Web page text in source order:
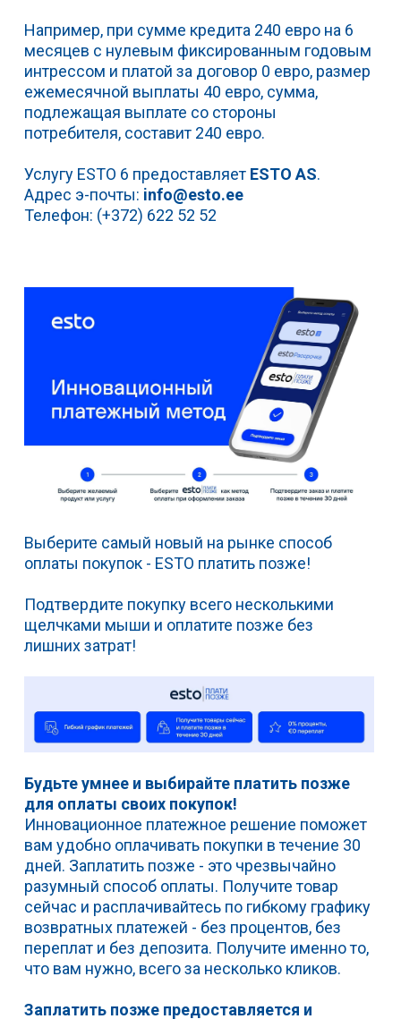
Например, при сумме кредита 240 евро на 6
месяцев с нулевым фиксированным годовым
интрессом и платой за договор 0 евро, размер
ежемесячной выплаты 40 евро, сумма,
подлежащая выплате со стороны
потребителя, составит 240 евро.
Услугу ESTO 6 предоставляет ESTO AS.
Адрес э-почты: info@esto.ee
Телефон: (+372) 622 52 52
Выберите самый новый на рынке способ
оплаты покупок - ESTO платить позже!
Подтвердите покупку всего несколькими
щелчками мыши и оплатите позже без
лишнихзатрат!
Будьте умнее и выбирайте платить позже
для оплаты своих покупок!
Инновационное платежное решение поможет
вам удобно оплачивать покупки в течение 30
дней. Заплатить позже - это чрезвычайно
разумный способ оплаты. Получите товар
сейчас и расплачивайтесь по гибкому графику
возвратных платежей - без процентов, без
переплат и без депозита. Получите именно то,
что вам нужно, всего за несколько кликов.
Заплатить позже предоставляется и